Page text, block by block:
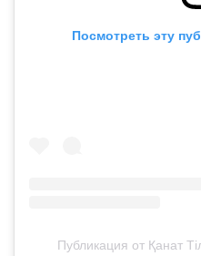
Посмотреть эту
Публикация от Қанат